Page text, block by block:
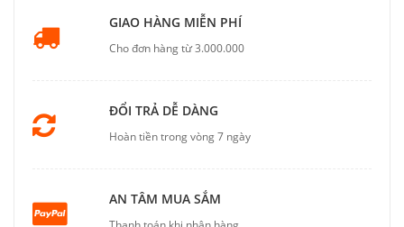
GIAO HÀNG MIỄN PHÍ
Cho đơn hàng từ 3.000.000
ĐỔI TRẢ DỄ DÀNG
Hoàn tiền trong vòng 7 ngày
AN TÂM MUA SẮM